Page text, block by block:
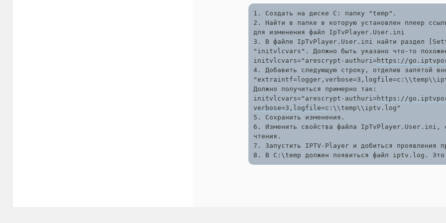
1. Создать на диске C: папку "temp".
2. Найти в папке в которую установлен плеер
для изменения файл IpTvPlayer.User.ini
3. В файле IpTvPlayer.User.ini найти раздел
"initvlcvars". Должно быть указано что-то
initvlcvars="arescrypt-authuri=https://
4. Добавить следующую строку, отделив запятой
Должно получиться примерно так:
initvlcvars="arescrypt-authuri=https://
verbose=3,logfile=c :\\temp\\iptv.log"
5. Сохранить изменения.
6. Изменить свойства файла IpTvPlayer.User.ini,
чтения.
7. Запустить IPTV-Player и добиться проявления
8. В C:\temp должен появиться файл iptv.log. Это